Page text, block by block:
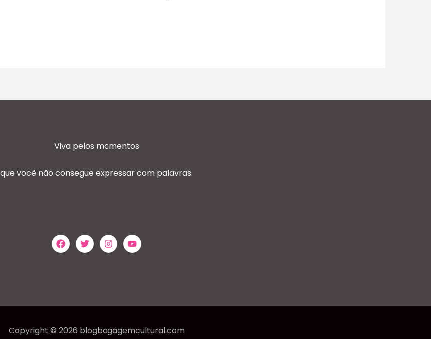
Viva pelos momentos
que você não consegue expressar com palavras.
Copyright © 2026 blogbagagemcultural.com